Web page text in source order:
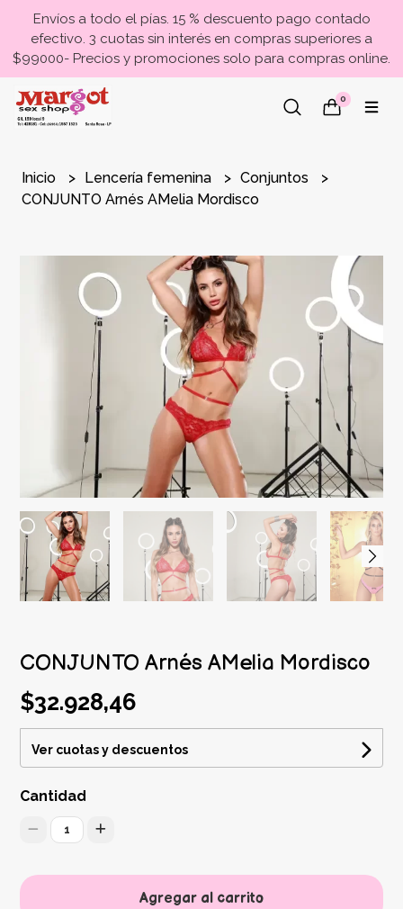
Envíos a todo el pías. 15 % descuento pago contado
efectivo. 3 cuotas sin interés en compras superiores a
$99000- Precios y promociones solo para compras online.
0
Inicio Lencería femenina
Conjuntos
CONJUNTO Arnés AMelia Mordisco
CONJUNTO Arnés AMelia Mordisco
$32.928,46
Ver cuotas y descuentos
Cantidad
1
Agregar al carrito